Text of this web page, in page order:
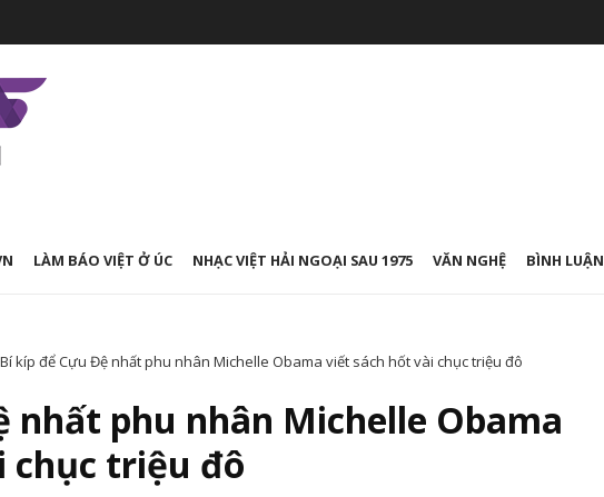
LÀM BÁO VIỆT Ở ÚC NHẠC VIỆT HẢI NGOẠI SAU 1975 VĂN NGHỆ BÌNH LUẬN
Bí kíp để Cựu Đệ nhất phu nhân Michelle Obama viết sách hốt vài chục triệu đô
nhất phu nhân Michelle Obama
chục triệu đô